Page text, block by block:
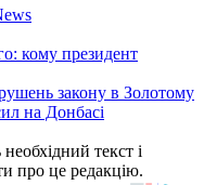
кому президент
закону в Золотому
на Донбасі
текст і
про це редакцію.